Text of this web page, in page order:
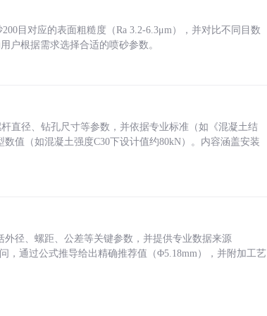
目对应的表面粗糙度（Ra 3.2-6.3μm），并对比不同目数
户根据需求选择合适的喷砂参数。
直径、钻孔尺寸等参数，并依据专业标准（如《混凝土结
值（如混凝土强度C30下设计值约80kN）。内容涵盖安装
径、螺距、公差等关键参数，并提供专业数据来源
，通过公式推导给出精确推荐值（Φ5.18mm），并附加工艺